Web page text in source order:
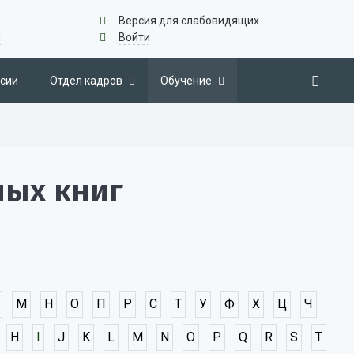
Версия для слабовидящих
Войти
Отдел кадров Обучение
книг
М Н О П Р С Т У Ф Х Ц Ч
H I J K L M N O P Q R S T